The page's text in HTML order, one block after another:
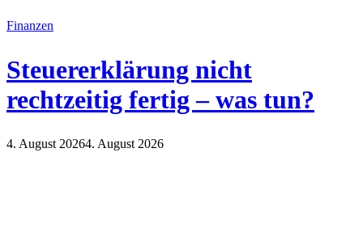
Finanzen
Steuererklärung nicht
rechtzeitig fertig – was tun?
4. August 20264. August 2026